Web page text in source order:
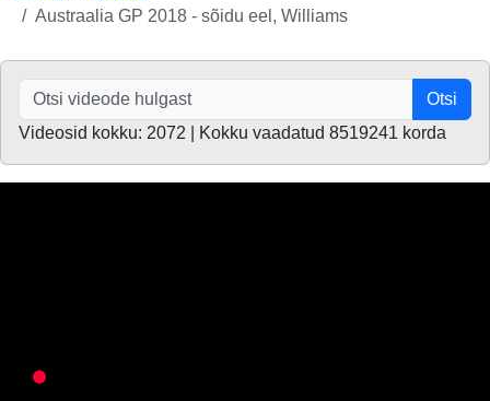
Austraalia GP 2018 - sõidu eel, Williams
Otsi
Videosid kokku: 2072 | Kokku vaadatud 8519241 korda